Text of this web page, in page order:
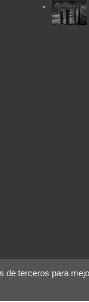
terceros para